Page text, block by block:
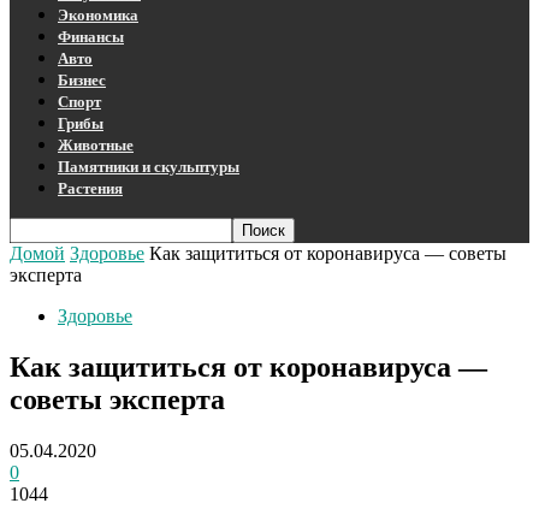
Экономика
Финансы
Авто
Бизнес
Спорт
Грибы
Животные
Памятники и скульптуры
Растения
Домой Здоровье Как защититься от коронавируса — советы
эксперта
Здоровье
Как защититься от коронавируса —
советы эксперта
05.04.2020
0
1044